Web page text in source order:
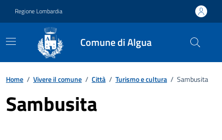
Regione Lombardia
Comune di Algua
Home / Vivere il comune / Città / Turismo e cultura / Sambusita
Sambusita